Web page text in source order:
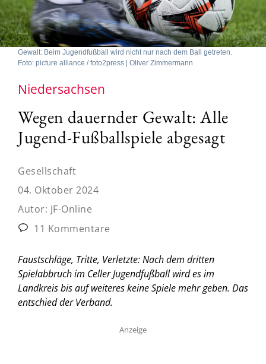
Gewalt: Beim Jugendfußball wird nicht nur nach dem Ball getreten.
Foto: picture alliance / foto2press | Oliver Zimmermann
Niedersachsen
Wegen dauernder Gewalt: Alle
Jugend-Fußballspiele abgesagt
Gesellschaft
04. Oktober 2024
Autor: JF-Online
11 Kommentare
Faustschläge, Tritte, Verletzte: Nach dem dritten
Spielabbruch im Celler Jugendfußball wird es im
Landkreis bis auf weiteres keine Spiele mehr geben. Das
entschied der Verband.
Anzeige